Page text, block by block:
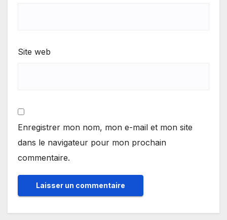
Site web
Enregistrer mon nom, mon e-mail et mon site
dans le navigateur pour mon prochain
commentaire.